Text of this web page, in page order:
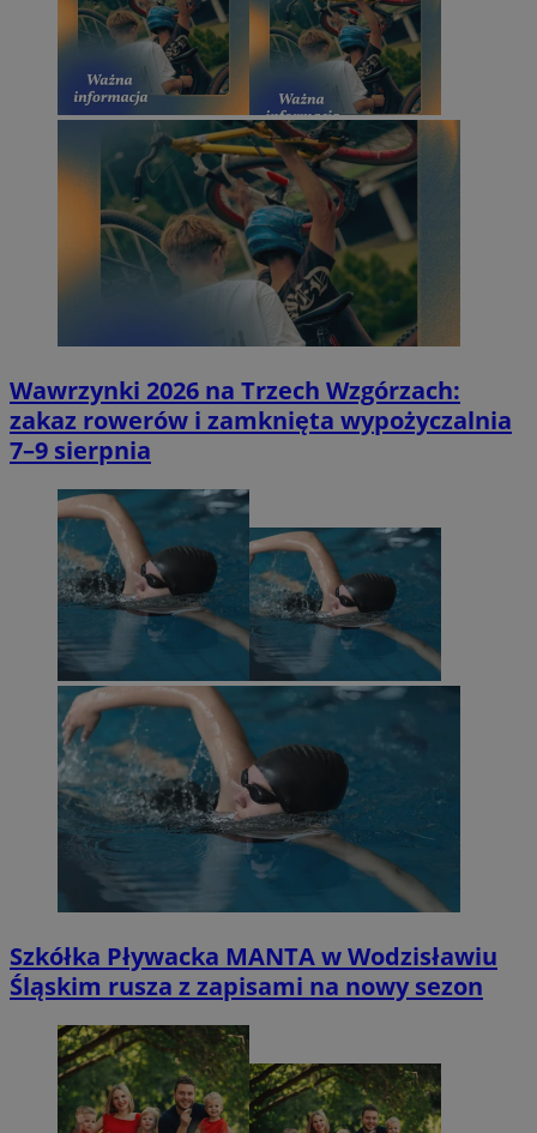
Wawrzynki 2026 na Trzech Wzgórzach:
zakaz rowerów i zamknięta wypożyczalnia
7–9 sierpnia
Szkółka Pływacka MANTA w Wodzisławiu
Śląskim rusza z zapisami na nowy sezon